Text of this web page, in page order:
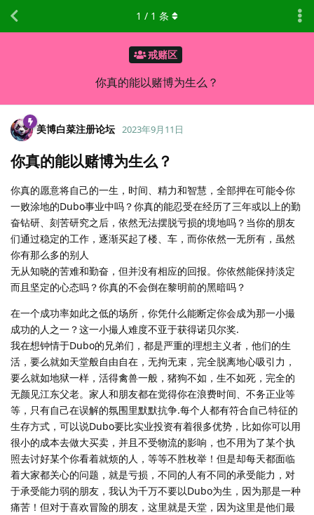
戒赌区
你真的能以赌博为生么？
1 / 1 条
美博白菜注册论坛 2023年9月11日
你真的能以赌博为生么？
你真的愿意将自己的一生，时间、精力和智慧，全部押在可能令你
一败涂地的Dubo事业中吗？你真的能忍受在经历了三年或以上的勤
奋钻研、刻苦研究之后，依然无法摆脱亏损的境地吗？当你的朋友
们通过稳定的工作，逐渐买起了楼、车，而你依然一无所有，虽然
你有那么多的别人
无从知晓的苦难和勤奋，但并没有相应的回报。你依然能保持淡定
而且坚定的心态吗？你真的不会倒在黎明前的黑暗吗？
在一个成功率如此之低的场所，你凭什么能断定你会成为那一小撮
成功的人之一？这一小撮人难度不亚于获得诺贝尔奖.
我在想钟情于Dubo的兄弟们，都是严重的理想主义者，他们的生
活，要么就如天堂般自由自在，无拘无束，完全脱离地心吸引力，
要么就如地狱一样，活得禽兽一般，猪狗不如，生不如死，完全的
无颜见江东父老。家人和朋友都在觉得你在浪费时间、不务正业等
等，只有自己在误解的氛围里默默抗争.每个人都有符合自己特征的
生存方式，可以说Dubo要比实业投资有着很多优势，比如你可以用
很小的成本去做大买卖，并且不受物流的影响，也不用为了某个执
照去讨好某个你看着就烦的人，等等不胜枚举！但是却每天都面临
着大家都关心的问题，就是亏损，不同的人有不同的承受能力，对
于承受能力弱的朋友，我认为千万不要以Dubo为生，因为那是一种
痛苦！但对于喜欢冒险的朋友，这里就是天堂，因为这里是他们最